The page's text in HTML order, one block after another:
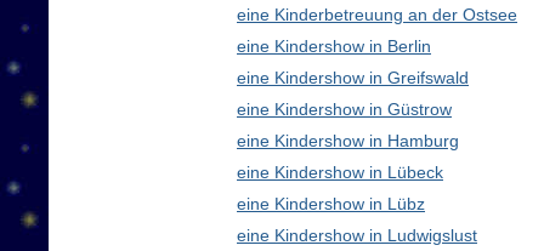
eine Kinderbetreuung an der Ostsee
eine Kindershow in Berlin
eine Kindershow in Greifswald
eine Kindershow in Güstrow
eine Kindershow in Hamburg
eine Kindershow in Lübeck
eine Kindershow in Lübz
eine Kindershow in Ludwigslust